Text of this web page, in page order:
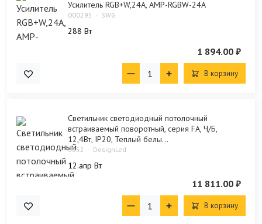
Усилитель RGB+W,24А, AMP-RGBW-24A
000295 SWG
288 Bт
1 894.00 ₽
В корзину
Светильник светодиодный потолочный
встраиваемый поворотный, серия FA, Ч/Б,
12,4Вт, IP20, Теплый белы...
3552 DesignLed
12.апр Bт
11 811.00 ₽
В корзину